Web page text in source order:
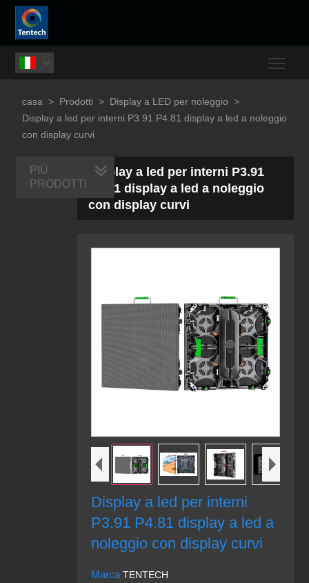

casa > Prodotti > Display a LED per noleggio >
Display a led per interni P3.91 P4.81 display a led a noleggio
con display curvi
Display a led per interni P3.91
P4.81 display a led a noleggio
con display curvi
Display a led per interni
P3.91 P4.81 display a led a
noleggio con display curvi
Marca TENTECH
PIÙ
PRODOTTI